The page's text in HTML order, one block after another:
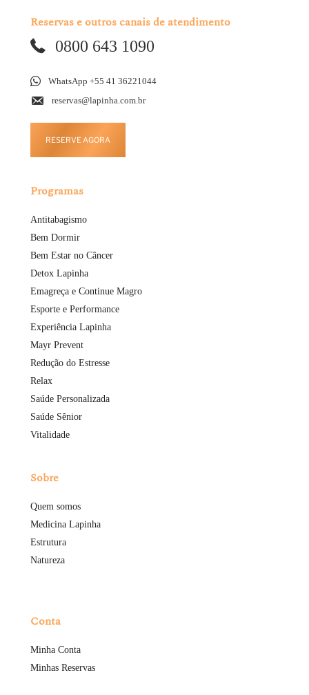
Reservas e outros canais de atendimento
0800 643 1090
WhatsApp +55 41 36221044
reservas@lapinha.com.br
RESERVE AGORA
Programas
Antitabagismo
Bem Dormir
Bem Estar no Câncer
Detox Lapinha
Emagreça e Continue Magro
Esporte e Performance
Experiência Lapinha
Mayr Prevent
Redução do Estresse
Relax
Saúde Personalizada
Saúde Sênior
Vitalidade
Sobre
Quem somos
Medicina Lapinha
Estrutura
Natureza
Conta
Minha Conta
Minhas Reservas